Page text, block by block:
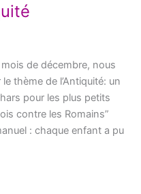
de décembre, nous
thème de l’Antiquité: un
pour les plus petits
contre les Romains”
: chaque enfant a pu